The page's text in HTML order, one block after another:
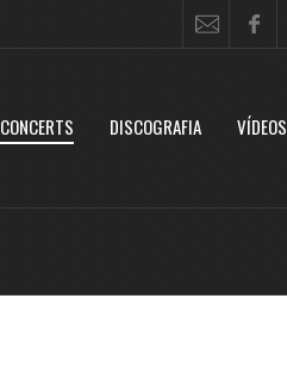
CONCERTS DISCOGRAFIA VÍDEOS